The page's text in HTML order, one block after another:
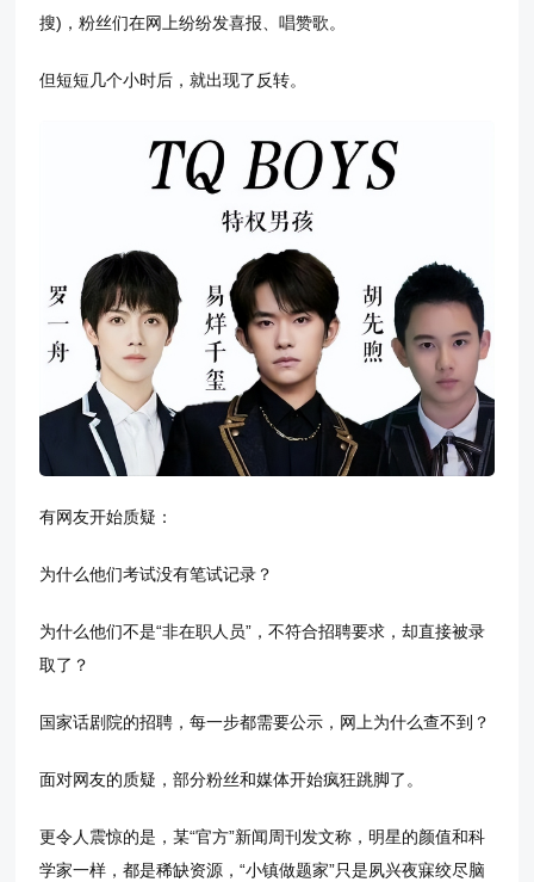
搜)，粉丝们在网上纷纷发喜报、唱赞歌。
但短短几个小时后，就出现了反转。
有网友开始质疑：
为什么他们考试没有笔试记录？
为什么他们不是“非在职人员”，不符合招聘要求，却直接被录
取了？
国家话剧院的招聘，每一步都需要公示，网上为什么查不到？
面对网友的质疑，部分粉丝和媒体开始疯狂跳脚了。
更令人震惊的是，某“官方”新闻周刊发文称，明星的颜值和科
学家一样，都是稀缺资源，“小镇做题家”只是夙兴夜寐绞尽脑